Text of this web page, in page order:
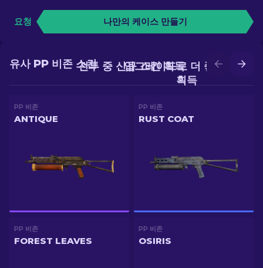
요청 나만의 케이스 만들기
업그레이드로 더 좋은 스킨
획득
전투 중 신규 스킨 획득
유사 PP 비존 스킨
PP 비존
ANTIQUE
PP 비존
RUST COAT
PP 비존
FOREST LEAVES
PP 비존
OSIRIS